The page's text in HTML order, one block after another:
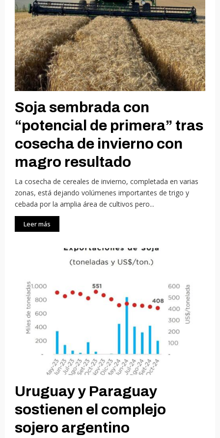
Soja sembrada con
“potencial de primera” tras
cosecha de invierno con
magro resultado
La cosecha de cereales de invierno, completada en varias
zonas, está dejando volúmenes importantes de trigo y
cebada por la amplia área de cultivos pero...
Leer más
Uruguay y Paraguay
sostienen el complejo
sojero argentino